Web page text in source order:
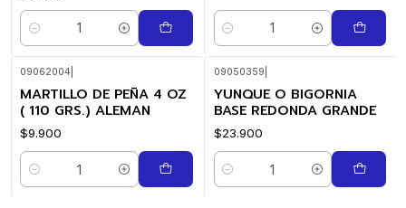
Cantidad Cantidad
09062004
MARTILLO DE PEÑA 4 OZ
( 110 GRS.) ALEMAN
$9.900
Cantidad
09050359
YUNQUE O BIGORNIA
BASE REDONDA GRANDE
$23.900
Cantidad